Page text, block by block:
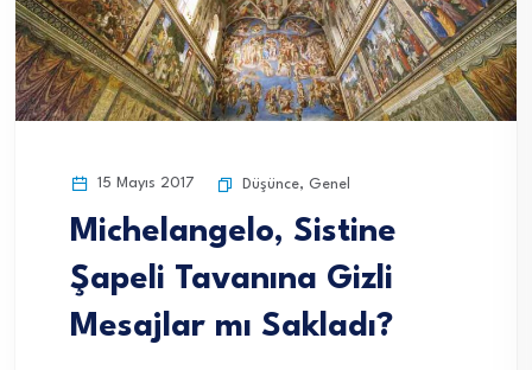
15 Mayıs 2017 Düşünce, Genel
Michelangelo, Sistine
Şapeli Tavanına Gizli
Mesajlar mı Sakladı?